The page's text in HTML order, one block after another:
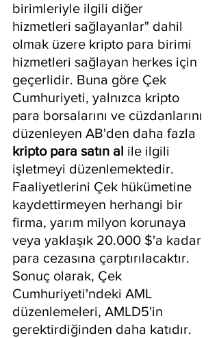
birimleriyle ilgili diğer
hizmetleri sağlayanlar" dahil
olmak üzere kripto para birimi
hizmetleri sağlayan herkes için
geçerlidir. Buna göre Çek
Cumhuriyeti, yalnızca kripto
para borsalarını ve cüzdanlarını
düzenleyen AB'den daha fazla
kripto para satın al ile ilgili
işletmeyi düzenlemektedir.
Faaliyetlerini Çek hükümetine
kaydettirmeyen herhangi bir
firma, yarım milyon korunaya
veya yaklaşık 20.000 $'a kadar
para cezasına çarptırılacaktır.
Sonuç olarak, Çek
Cumhuriyeti'ndeki AML
düzenlemeleri, AMLD5'in
gerektirdiğinden daha katıdır.